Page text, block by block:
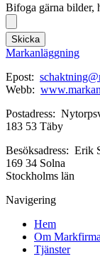
Bifoga gärna bilder,
Skicka
Markanläggning
Epost:
Webb:
Postadress:
183 53 Täby
Besöksadress: Erik
169 34 Solna
Stockholms län
Navigering
Hem
Om
Tjänster